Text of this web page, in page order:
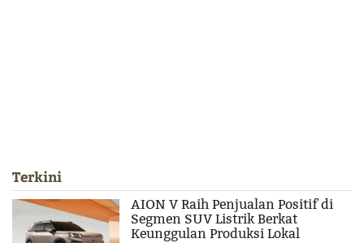
Terkini
AION V Raih Penjualan Positif di
Segmen SUV Listrik Berkat
Keunggulan Produksi Lokal